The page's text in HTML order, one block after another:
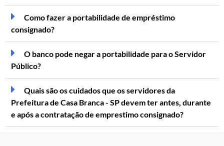
Como fazer a portabilidade de empréstimo
consignado?
O banco pode negar a portabilidade para o Servidor
Público?
Quais são os cuidados que os servidores da
Prefeitura de Casa Branca - SP devem ter antes, durante
e após a contratação de emprestimo consignado?